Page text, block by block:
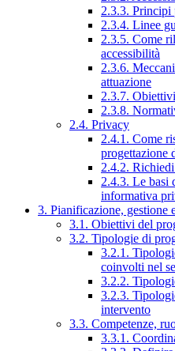
2.3.3. Principi
2.3.4. Linee
2.3.5. Come
accessibilità
2.3.6.
attuazione
2.3.7.
2.3.8.
2.4. Privacy
2.4.1. Come
progettazione
2.4.2.
2.4.3. Le basi
informativa
3. Pianificazione, gestione
3.1. Obiettivi del
3.2. Tipologie di
3.2.1.
coinvolti nel
3.2.2.
3.2.3.
intervento
3.3. Competenze,
3.3.1.